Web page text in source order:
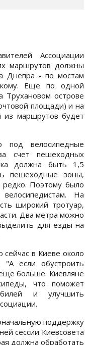
Ассоциации
маршрутов должны
Днепра - по мостам
Еще по одной
Трухановом острове
площади) и на
из маршрутов будет
под велосипедные
счет пешеходных
должна быть 1,5
пешеходные зоны,
Поэтому было
На
широкий тротуар,
Два метра можно
для езды на
в Киеве около
"А если обустроить
больше. Киевляне
что поможет
и улучшить
поддержку
сессии Киевсовета
должна обработать